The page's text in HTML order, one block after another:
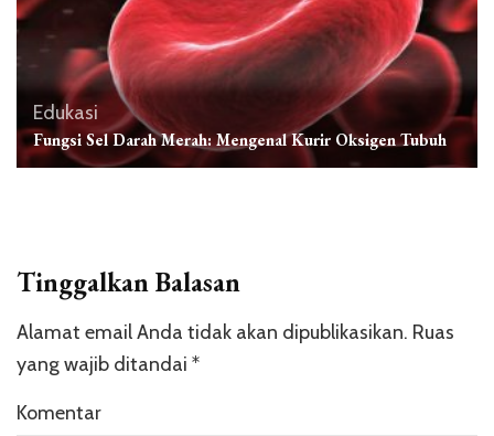
Edukasi
Fungsi Sel Darah Merah: Mengenal Kurir Oksigen Tubuh
Tinggalkan Balasan
Alamat email Anda tidak akan dipublikasikan. Ruas
yang wajib ditandai *
Komentar